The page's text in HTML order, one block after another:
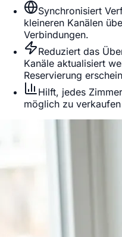
Synchronisiert
kleineren Kanälen
Verbindungen.
Reduziert das
Kanäle aktualisiert
Reservierung
Hilft, jedes
möglich zu